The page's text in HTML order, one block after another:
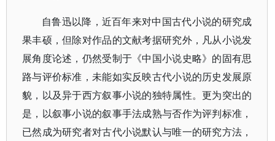
自鲁迅以降，近百年来对中国古代小说的研究成
果丰硕，但除对作品的文献考据研究外，凡从小说发
展角度论述，仍然受制于《中国小说史略》的固有思
路与评价标准，未能如实反映古代小说的历史发展原
貌，以及异于西方叙事小说的独特属性。更为突出的
是，以叙事小说的叙事手法成熟与否作为评判标准，
已然成为研究者对古代小说默认与唯一的研究方法，